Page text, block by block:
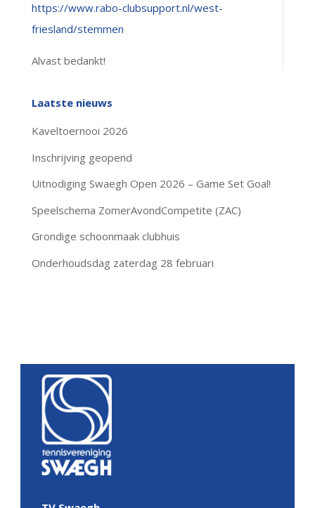
https://www.rabo-clubsupport.nl/west-
friesland/stemmen
Alvast bedankt!
Laatste nieuws
Kaveltoernooi 2026
Inschrijving geopend
Uitnodiging Swaegh Open 2026 – Game Set Goal!
Speelschema ZomerAvondCompetite (ZAC)
Grondige schoonmaak clubhuis
Onderhoudsdag zaterdag 28 februari